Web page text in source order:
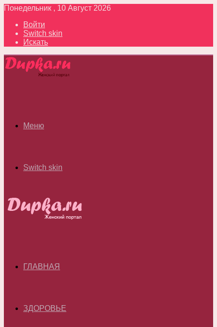
Понедельник , 10 Август 2026
Войти
Switch skin
Искать
Меню
Switch skin
ГЛАВНАЯ
ЗДОРОВЬЕ